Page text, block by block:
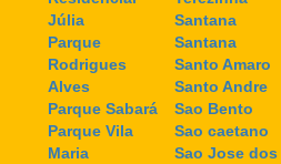
Júlia
Parque
Rodrigues
Alves
Parque Sabará
Parque Vila
Maria
Santana
Santana
Santo Amaro
Santo Andre
Sao Bento
Sao caetano
Sao Jose dos